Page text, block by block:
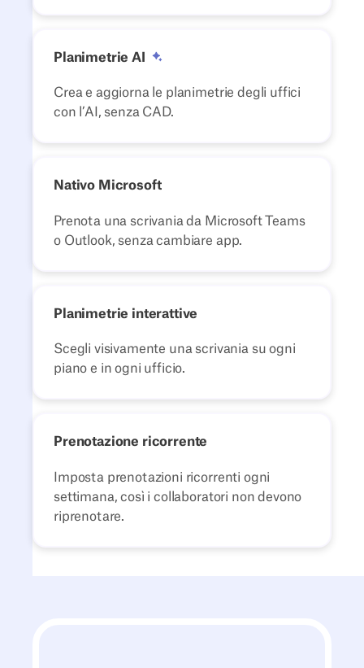
Planimetrie AI
Crea e aggiorna le planimetrie degli uffici
con l’AI, senza CAD.
Nativo Microsoft
Prenota una scrivania da Microsoft Teams
o Outlook, senza cambiare app.
Planimetrie interattive
Scegli visivamente una scrivania su ogni
piano e in ogni ufficio.
Prenotazione ricorrente
Imposta prenotazioni ricorrenti ogni
settimana, così i collaboratori non devono
riprenotare.